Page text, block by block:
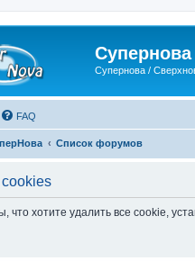
Супернова /
FAQ
Список форумов
что хотите удалить все cookie,